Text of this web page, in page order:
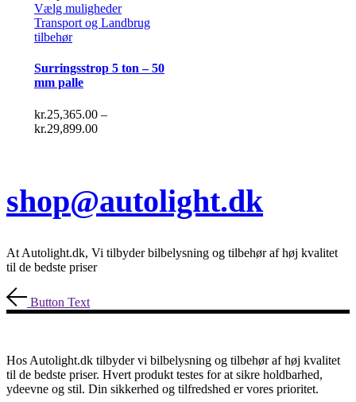
Vælg mulighederDette
vare
varianter.
Transport og Landbrug
tilbehør
Surringsstrop 5 ton – 50
mm palle
kr.25,365.00 –
kr.29,899.00Prisinterval:
shop@autolight.dk
At Autolight.dk, Vi tilbyder bilbelysning og tilbehør af høj kvalitet
til de bedste priser
Button Text
Hos Autolight.dk tilbyder vi bilbelysning og tilbehør af høj kvalitet
til de bedste priser. Hvert produkt testes for at sikre holdbarhed,
ydeevne og stil. Din sikkerhed og tilfredshed er vores prioritet.